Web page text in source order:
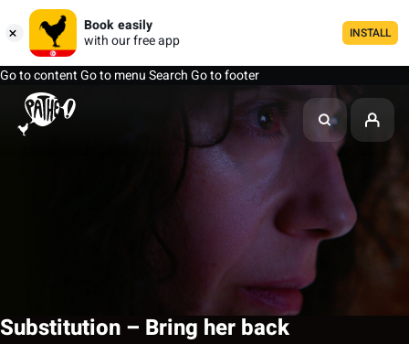
Book easily
with our free app
INSTALL
Go to contentGo to menuSearchGo to footer
Substitution – Bring her back